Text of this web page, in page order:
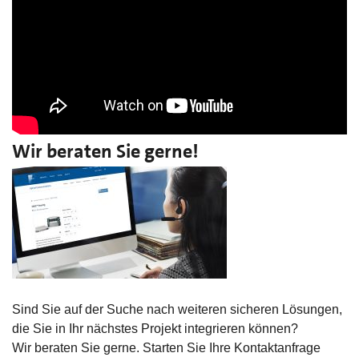
Wir beraten Sie gerne!
Sind Sie auf der Suche nach weiteren sicheren Lösungen,
die Sie in Ihr nächstes Projekt integrieren können?
Wir beraten Sie gerne. Starten Sie Ihre Kontaktanfrage